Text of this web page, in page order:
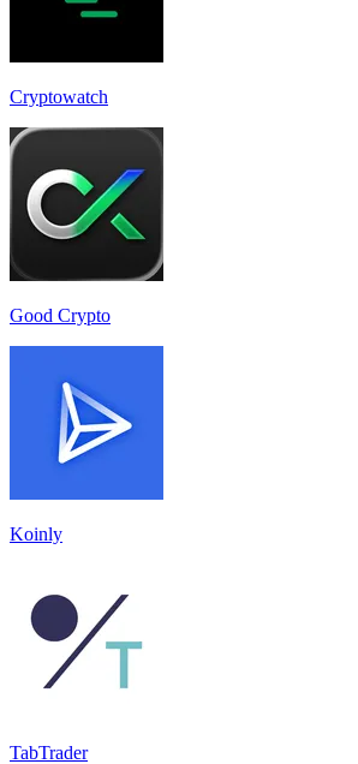
Cryptowatch
Good Crypto
Koinly
TabTrader